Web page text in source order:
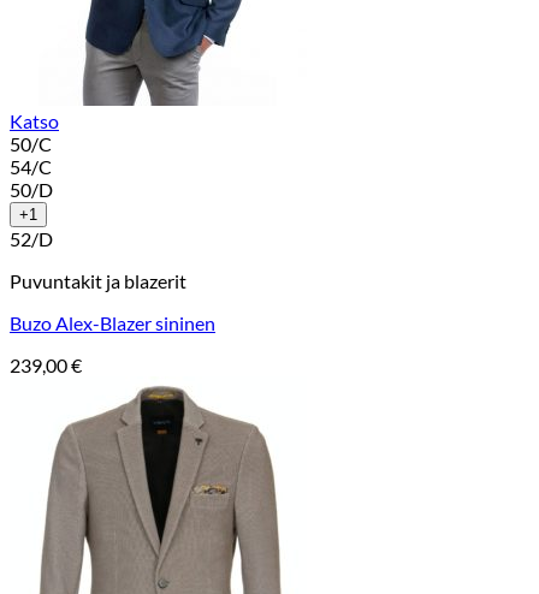
Katso
50/C
54/C
50/D
+1
52/D
Puvuntakit ja blazerit
Buzo Alex-Blazer sininen
239,00€